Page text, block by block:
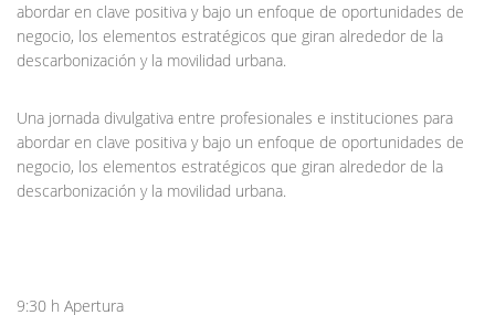
abordar en clave positiva y bajo un enfoque de oportunidades de
negocio, los elementos estratégicos que giran alrededor de la
descarbonización y la movilidad urbana.
Una jornada divulgativa entre profesionales e instituciones para
abordar en clave positiva y bajo un enfoque de oportunidades de
negocio, los elementos estratégicos que giran alrededor de la
descarbonización y la movilidad urbana.
9:30 h Apertura